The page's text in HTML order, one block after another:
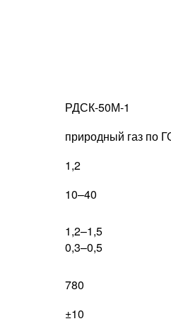
РДСК-50М-1
природный газ по
1,2
10–40
1,2–1,5
0,3–0,5
780
±10